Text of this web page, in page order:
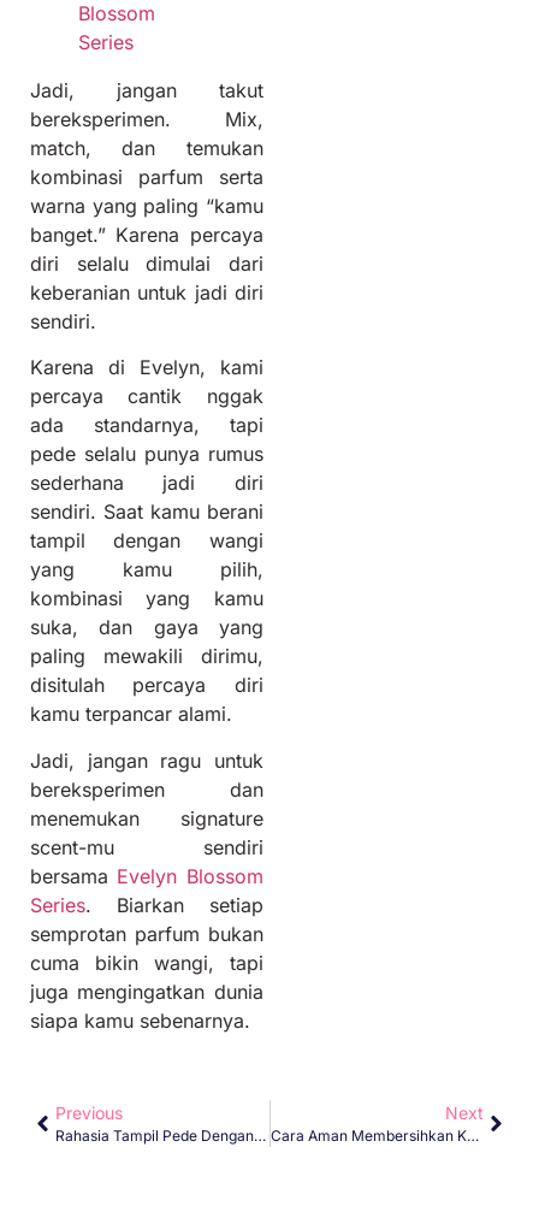
Blossom
Series
Jadi, jangan takut
bereksperimen. Mix,
match, dan temukan
kombinasi parfum serta
warna yang paling “kamu
banget.” Karena percaya
diri selalu dimulai dari
keberanian untuk jadi diri
sendiri.
Karena di Evelyn, kami
percaya cantik nggak
ada standarnya, tapi
pede selalu punya rumus
sederhana jadi diri
sendiri. Saat kamu berani
tampil dengan wangi
yang kamu pilih,
kombinasi yang kamu
suka, dan gaya yang
paling mewakili dirimu,
disitulah percaya diri
kamu terpancar alami.
Jadi, jangan ragu untuk
bereksperimen dan
menemukan signature
scent-mu sendiri
bersama Evelyn Blossom
Series. Biarkan setiap
semprotan parfum bukan
cuma bikin wangi, tapi
juga mengingatkan dunia
siapa kamu sebenarnya.
Previous
Rahasia Tampil Pede Dengan Wangi Evelyn Blossom Series
Next
Cara Aman Membersihkan Kuteks Tanpa Merusak Kesehatan Kuku